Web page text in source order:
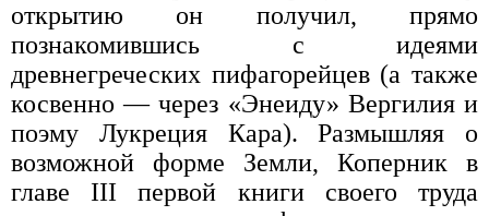
открытию он получил, прямо
познакомившись с идеями
древнегреческих пифагорейцев (а также
косвенно — через «Энеиду» Вергилия и
поэму Лукреция Кара). Размышляя о
возможной форме Земли, Коперник в
главе III первой книги своего труда